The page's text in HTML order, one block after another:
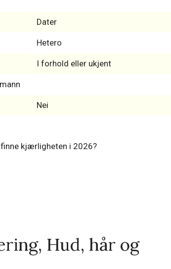
Dater
Hetero
I forhold eller ukjent
Nei
kjærligheten i 2026?
Hud, hår og